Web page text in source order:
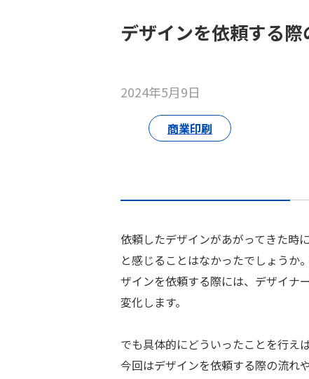
デザインを依頼する
2024年5月9日
商業印刷
依頼したデザインがあがってきた時
と感じることはなかったでしょうか
ザインを依頼する際には、デザイナ
変化します。
でも具体的にどういったことを行え
今回はデザインを依頼する際の流れ